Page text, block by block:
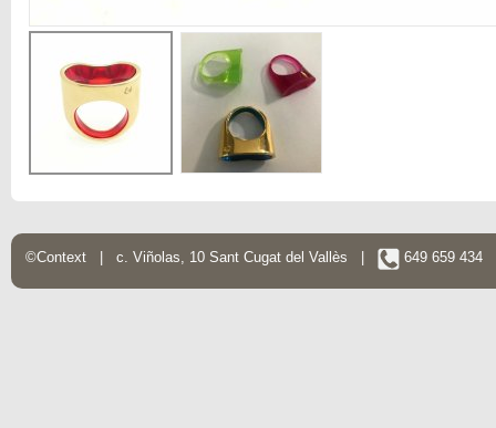
©Context | c. Viñolas, 10 Sant Cugat del Vallès | 649 659